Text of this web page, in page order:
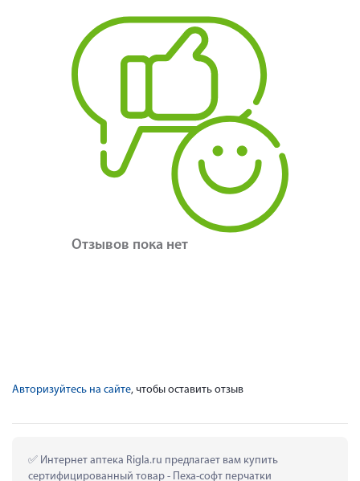
Отзывов пока нет
Авторизуйтесь на сайте, чтобы оставить отзыв
Интернет аптека Rigla.ru предлагает вам купить
сертифицированный товар - Пеха-софт перчатки